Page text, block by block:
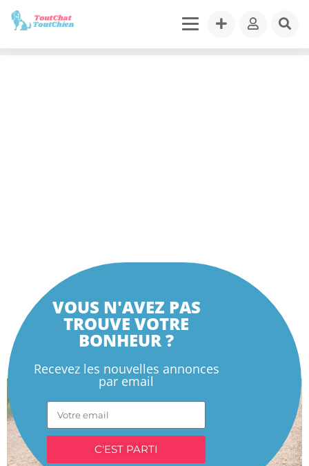
VOUS N'AVEZ PAS
TROUVE VOTRE
BONHEUR ?
Recevez les nouvelles annonces
par email
C'EST PARTI